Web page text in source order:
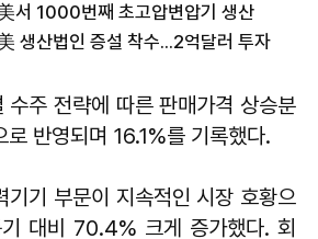
서 1000번째 초고압변압기 생산
생산법인 증설 착수...2억달러 투자
수주 전략에 따른 판매가격 상승분
로 반영되며 16.1%를 기록했다.
기기 부문이 지속적인 시장 호황으
대비 70.4% 크게 증가했다. 회